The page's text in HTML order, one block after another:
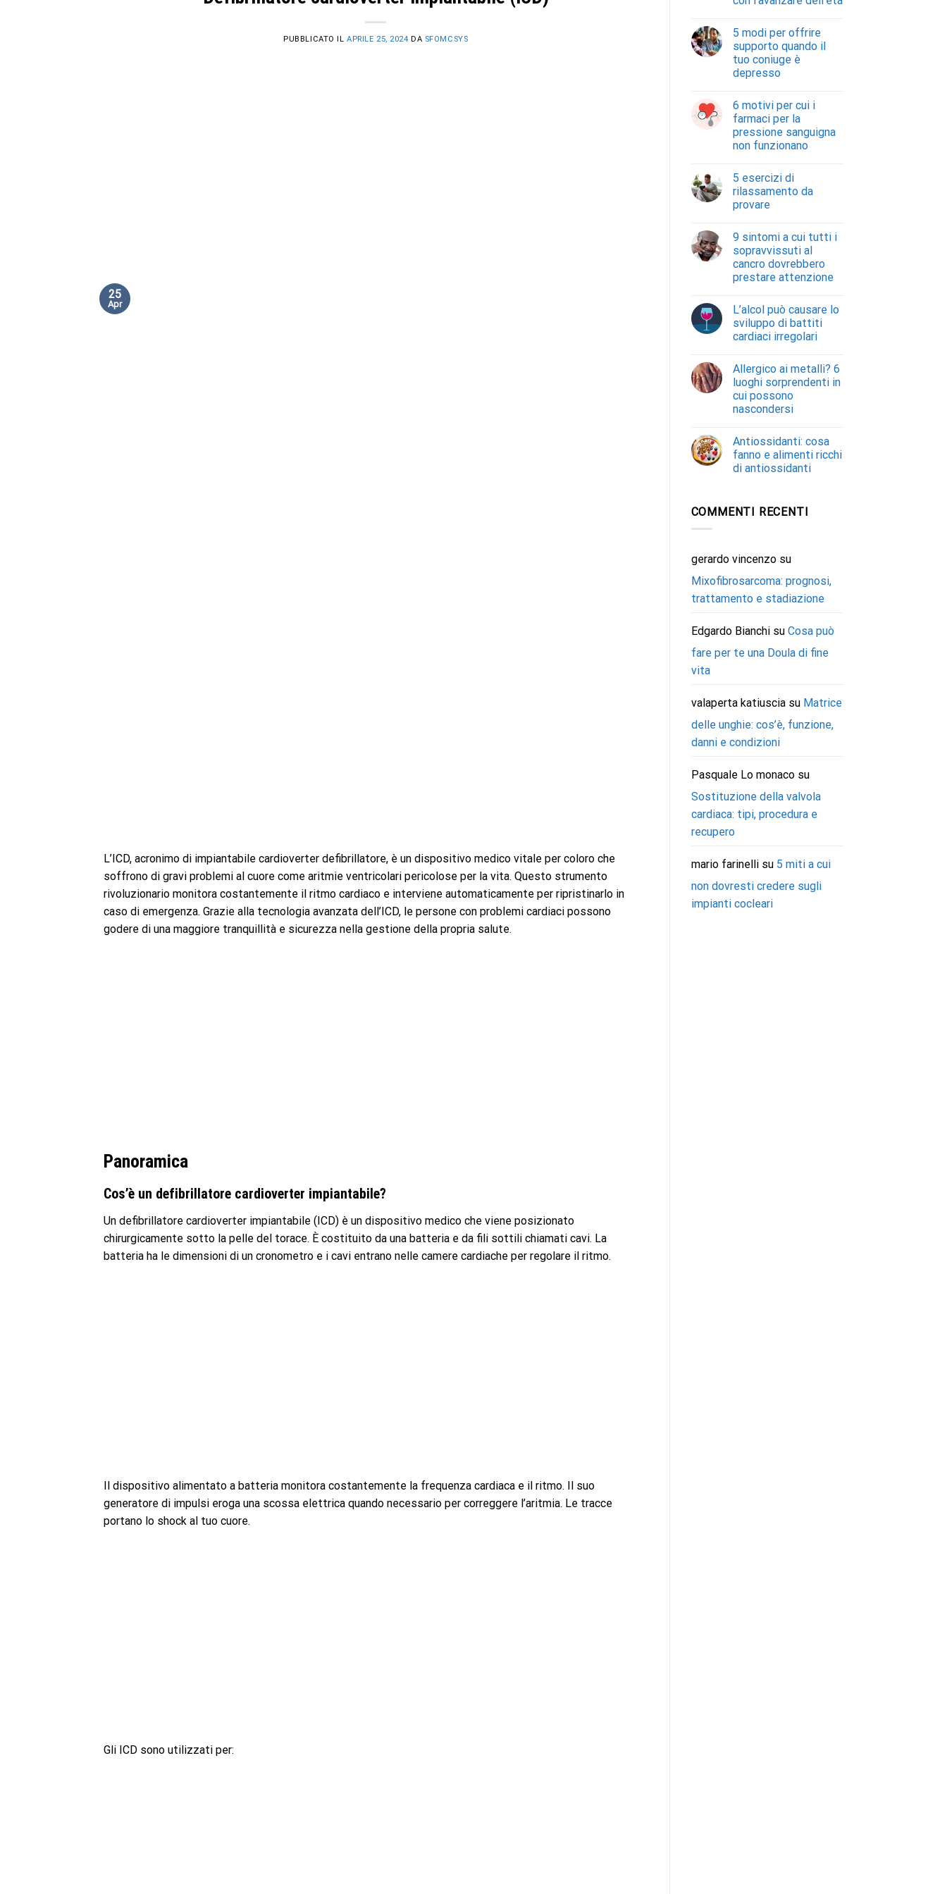
PUBBLICATO ILAPRILE 25, 2024 DA SFOMCSYS
25
Apr
L’ICD, acronimo di impiantabile cardioverter defibrillatore, è un dispositivo medico vitale per coloro che
soffrono di gravi problemi al cuore come aritmie ventricolari pericolose per la vita. Questo strumento
rivoluzionario monitora costantemente il ritmo cardiaco e interviene automaticamente per ripristinarlo in
caso di emergenza. Grazie alla tecnologia avanzata dell’ICD, le persone con problemi cardiaci possono
godere di una maggiore tranquillità e sicurezza nella gestione della propria salute.
Panoramica
Cos’è un defibrillatore cardioverter impiantabile?
Un defibrillatore cardioverter impiantabile (ICD) è un dispositivo medico che viene posizionato
chirurgicamente sotto la pelle del torace. È costituito da una batteria e da fili sottili chiamati cavi. La
batteria ha le dimensioni di un cronometro e i cavi entrano nelle camere cardiache per regolare il ritmo.
Il dispositivo alimentato a batteria monitora costantemente la frequenza cardiaca e il ritmo. Il suo
generatore di impulsi eroga una scossa elettrica quando necessario per correggere l’aritmia. Le tracce
portano lo shock al tuo cuore.
Gli ICD sono utilizzati per:
5 modi per offrire
supporto quando il
tuo coniuge è
depresso
6 motivi per cui i
farmaci per la
pressione sanguigna
non funzionano
5 esercizi di
rilassamento da
provare
9 sintomi a cui tutti i
sopravvissuti al
cancro dovrebbero
prestare attenzione
L’alcol può causare lo
sviluppo di battiti
cardiaci irregolari
Allergico ai metalli? 6
luoghi sorprendenti in
cui possono
nascondersi
Antiossidanti: cosa
fanno e alimenti ricchi
di antiossidanti
COMMENTI RECENTI
gerardo vincenzosu
Mixofibrosarcoma: prognosi,
trattamento e stadiazione
Edgardo Bianchisu Cosa può
fare per te una Doula di fine
vita
valaperta katiusciasu Matrice
delle unghie: cos’è, funzione,
danni e condizioni
Pasquale Lo monacosu
Sostituzione della valvola
cardiaca: tipi, procedura e
recupero
mario farinellisu 5 miti a cui
non dovresti credere sugli
impianti cocleari